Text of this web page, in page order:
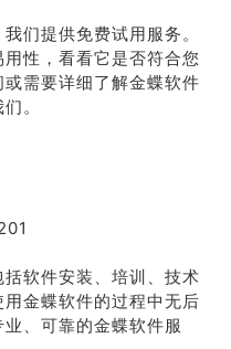
们提供免费试用服务。
性，看看它是否符合您
需要详细了解金蝶软件
。
软件安装、培训、技术
金蝶软件的过程中无后
、可靠的金蝶软件服